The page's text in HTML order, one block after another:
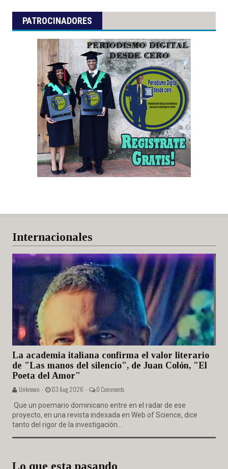
PATROCINADORES
Internacionales
La academia italiana confirma el valor literario
de "Las manos del silencio", de Juan Colón, "El
Poeta del Amor"
Unknown - 03 Aug 2026 - 0 Comments
Que un poemario dominicano entre en el radar de ese
proyecto, en una revista indexada en Web of Science, dice
tanto del rigor de la investigación...
Lo que esta pasando